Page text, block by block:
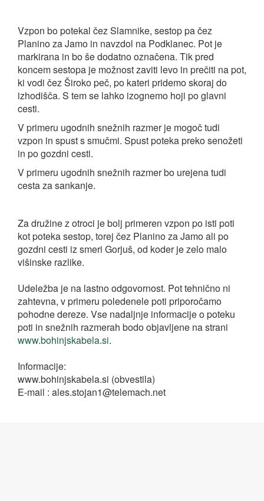
Vzpon bo potekal čez Slamnike, sestop pa čez
Planino za Jamo in navzdol na Podklanec. Pot je
markirana in bo še dodatno označena. Tik pred
koncem sestopa je možnost zaviti levo in prečiti na pot,
ki vodi čez Široko peč, po kateri pridemo skoraj do
izhodišča. S tem se lahko izognemo hoji po glavni
cesti.
V primeru ugodnih snežnih razmer je mogoč tudi
vzpon in spust s smučmi. Spust poteka preko senožeti
in po gozdni cesti.
V primeru ugodnih snežnih razmer bo urejena tudi
cesta za sankanje.
Za družine z otroci je bolj primeren vzpon po isti poti
kot poteka sestop, torej čez Planino za Jamo ali po
gozdni cesti iz smeri Gorjuš, od koder je zelo malo
višinske razlike.
Udeležba je na lastno odgovornost. Pot tehnično ni
zahtevna, v primeru poledenele poti priporočamo
pohodne dereze. Vse nadaljnje informacije o poteku
poti in snežnih razmerah bodo objavljene na strani
www.bohinjskabela.si.
Informacije:
www.bohinjskabela.si (obvestila)
E-mail : ales.stojan1@telemach.net